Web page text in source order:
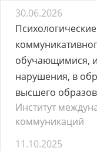
30.06.2026
обучающимися,
нарушения, в
высшего
Институт
коммуникаций
11.10.2025